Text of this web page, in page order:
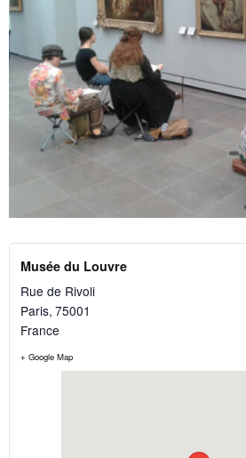
Musée du Louvre
Rue de Rivoli
Paris, 75001
France
+ Google Map